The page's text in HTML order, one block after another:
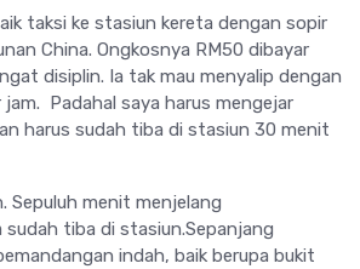
taksi ke stasiun kereta dengan sopir
China. Ongkosnya RM50 dibayar
disiplin. Ia tak mau menyalip dengan
jam. Padahal saya harus mengejar
harus sudah tiba di stasiun 30 menit
Sepuluh menit menjelang
sudah tiba di stasiun.Sepanjang
indah, baik berupa bukit